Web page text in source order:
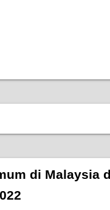
di Malaysia